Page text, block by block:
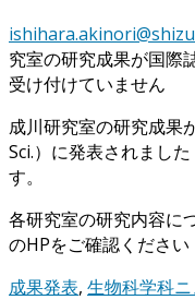
究室の研究成果が国際
受け付けていません
成川研究室の研究成
Sci.）に発表されました
す。
各研究室の研究内容に
のHPをご確認ください
成果発表, 生物科学科